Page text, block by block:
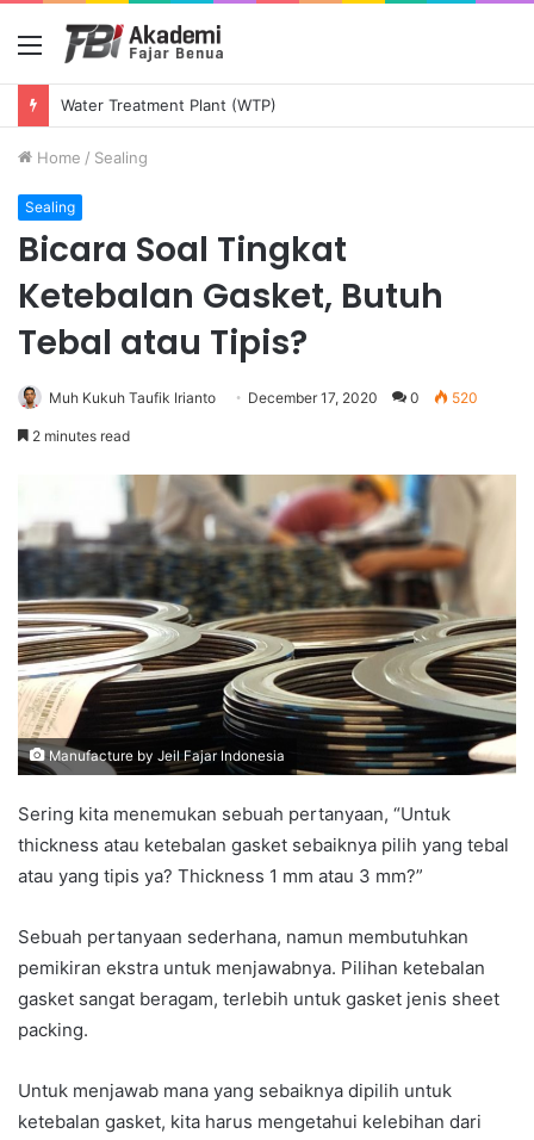
Menu
Water Treatment Plant (WTP)
Home / Sealing
Sealing
Bicara Soal Tingkat
Ketebalan Gasket, Butuh
Tebal atau Tipis?
Muh Kukuh Taufik Irianto December 17, 2020 0 520
2 minutes read
Manufacture by Jeil Fajar Indonesia
Sering kita menemukan sebuah pertanyaan, “Untuk
thickness atau ketebalan gasket sebaiknya pilih yang tebal
atau yang tipis ya? Thickness 1 mm atau 3 mm?”
Sebuah pertanyaan sederhana, namun membutuhkan
pemikiran ekstra untuk menjawabnya. Pilihan ketebalan
gasket sangat beragam, terlebih untuk gasket jenis sheet
packing.
Untuk menjawab mana yang sebaiknya dipilih untuk
ketebalan gasket, kita harus mengetahui kelebihan dari